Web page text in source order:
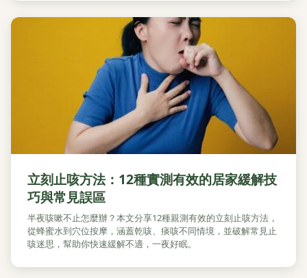
立刻止咳方法：12種實測有效的居家緩解技
巧與常見誤區
半夜咳嗽不止怎麼辦？本文分享12種親測有效的立刻止咳方法，
從蜂蜜水到穴位按摩，涵蓋乾咳、痰咳不同情境，並破解常見止
咳迷思，幫助你快速緩解不適，一夜好眠。